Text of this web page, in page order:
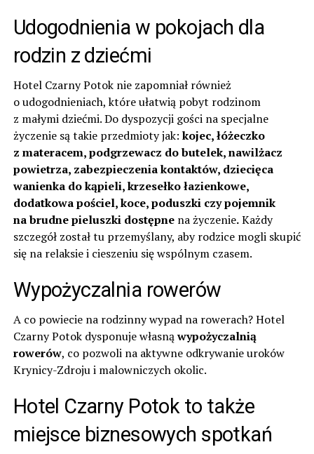
Udogodnienia w pokojach dla
rodzin z dziećmi
Hotel Czarny Potok nie zapomniał również
o udogodnieniach, które ułatwią pobyt rodzinom
z małymi dziećmi. Do dyspozycji gości na specjalne
życzenie są takie przedmioty jak:kojec, łóżeczko
z materacem, podgrzewacz do butelek, nawilżacz
powietrza, zabezpieczenia kontaktów, dziecięca
wanienka do kąpieli, krzesełko łazienkowe,
dodatkowa pościel, koce, poduszki czy pojemnik
na brudne pieluszki dostępne na życzenie.Każdy
szczegół został tu przemyślany, aby rodzice mogli skupić
się na relaksie i cieszeniu się wspólnym czasem.
Wypożyczalnia rowerów
A co powiecie na rodzinny wypad na rowerach? Hotel
Czarny Potok dysponuje własnąwypożyczalnią
rowerów, co pozwoli na aktywne odkrywanie uroków
Krynicy-Zdroju i malowniczych okolic.
Hotel Czarny Potok to także
miejsce biznesowych spotkań